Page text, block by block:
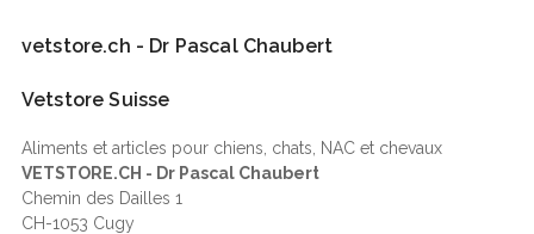
vetstore.ch - Dr Pascal Chaubert
Vetstore Suisse
Aliments et articles pour chiens, chats, NAC et chevaux
VETSTORE.CH - Dr Pascal Chaubert
Chemin des Dailles 1
CH-1053 Cugy